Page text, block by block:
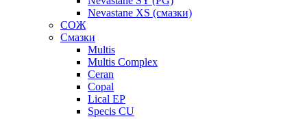
Nevastane XS (смазки)
СОЖ
Смазки
Multis
Multis Complex
Ceran
Copal
Lical EP
Specis CU